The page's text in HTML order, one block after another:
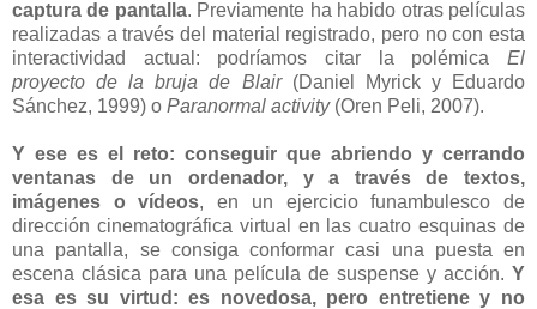
captura de pantalla. Previamente ha habido otras películas
realizadas a través del material registrado, pero no con esta
interactividad actual: podríamos citar la polémica El
proyecto de la bruja de Blair (Daniel Myrick y Eduardo
Sánchez, 1999) o Paranormal activity(Oren Peli, 2007).
Y ese es el reto: conseguir que abriendo y cerrando
ventanas de un ordenador, y a través de textos,
imágenes o vídeos, en un ejercicio funambulesco de
dirección cinematográfica virtual en las cuatro esquinas de
una pantalla, se consiga conformar casi una puesta en
escena clásica para una película de suspense y acción. Y
esa es su virtud: es novedosa, pero entretiene y no